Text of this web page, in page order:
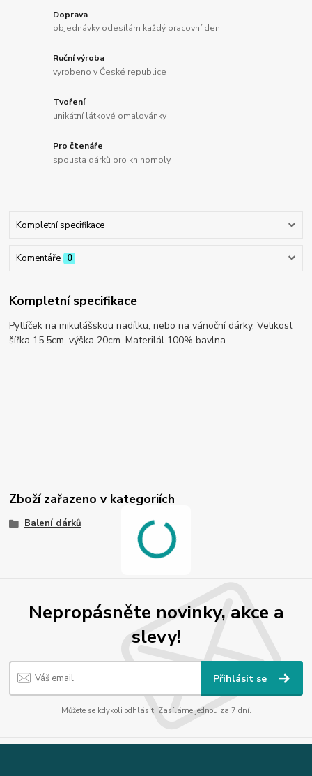
Doprava
objednávky odesílám každý pracovní den
Ruční výroba
vyrobeno v České republice
Tvoření
unikátní látkové omalovánky
Pro čtenáře
spousta dárků pro knihomoly
Kompletní specifikace
Komentáře 0
Kompletní specifikace
Pytlíček na mikulášskou nadílku, nebo na vánoční dárky. Velikost
šířka 15,5cm, výška 20cm. Materilál 100% bavlna
Zboží zařazeno v kategoriích
Balení dárků
Nepropásněte novinky, akce a
slevy!
Přihlásit se
Můžete se kdykoli odhlásit. Zasíláme jednou za 7 dní.